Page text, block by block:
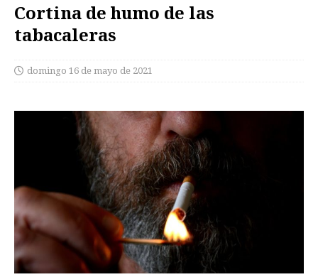
Cortina de humo de las
tabacaleras
domingo 16 de mayo de 2021